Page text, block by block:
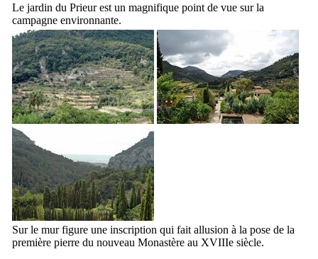
Le jardin du Prieur est un magnifique point de vue sur la
campagne environnante.
Sur le mur figure une inscription qui fait allusion à la pose de la
première pierre du nouveau Monastère au XVIIIe siècle.